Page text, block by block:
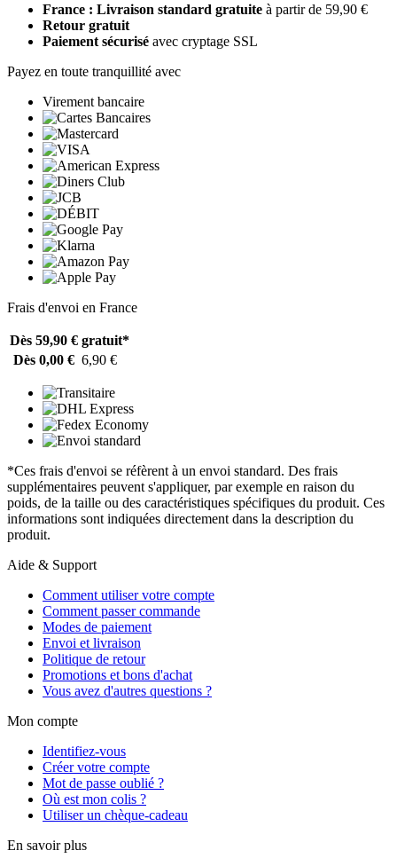
France : Livraison standard gratuite à partir de 59,90 €
Retour gratuit
Paiement sécurisé avec cryptage SSL
Payez en toute tranquillité avec
Virement bancaire
Frais d'envoi en France
Dès 59,90 € gratuit*
Dès 0,00 € 6,90 €
*Ces frais d'envoi se réfèrent à un envoi standard. Des frais
supplémentaires peuvent s'appliquer, par exemple en raison du
poids, de la taille ou des caractéristiques spécifiques du produit. Ces
informations sont indiquées directement dans la description du
produit.
Aide & Support
Comment utiliser votre compte
Comment passer commande
Modes de paiement
Envoi et livraison
Politique de retour
Promotions et bons d'achat
Vous avez d'autres questions ?
Mon compte
Identifiez-vous
Créer votre compte
Mot de passe oublié ?
Où est mon colis ?
Utiliser un chèque-cadeau
En savoir plus